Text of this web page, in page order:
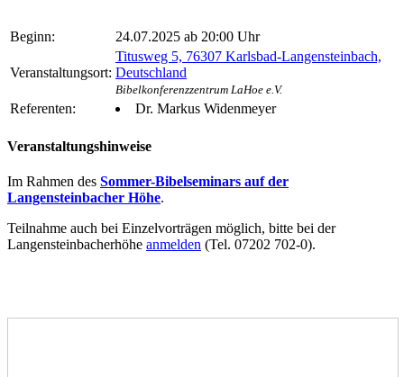
Beginn: 24.07.2025 ab 20:00 Uhr
Veranstaltungsort:
Titusweg 5, 76307 Karlsbad-Langensteinbach,
Deutschland
Bibelkonferenzzentrum LaHoe e.V.
Referenten: Dr. Markus Widenmeyer
Veranstaltungshinweise
Im Rahmen des Sommer-Bibelseminars auf der
Langensteinbacher Höhe.
Teilnahme auch bei Einzelvorträgen möglich, bitte bei der
Langensteinbacherhöhe anmelden (Tel. 07202 702-0).